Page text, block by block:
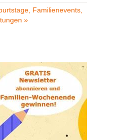
Familienevents,
»